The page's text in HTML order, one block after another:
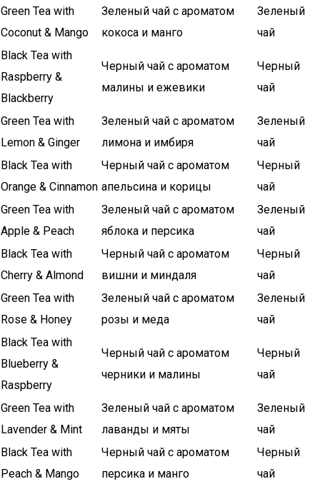
Green Tea with
Coconut & Mango
Зеленый чай с ароматом
кокоса и манго
Зеленый
чай
Black Tea with
Raspberry &
Blackberry
Черный чай с ароматом
малины и ежевики
Черный
чай
Green Tea with
Lemon & Ginger
Зеленый чай с ароматом
лимона и имбиря
Зеленый
чай
Black Tea with
Orange & Cinnamon
Черный чай с ароматом
апельсина и корицы
Черный
чай
Green Tea with
Apple & Peach
Зеленый чай с ароматом
яблока и персика
Зеленый
чай
Black Tea with
Cherry & Almond
Черный чай с ароматом
вишни и миндаля
Черный
чай
Green Tea with
Rose & Honey
Зеленый чай с ароматом
розы и меда
Зеленый
чай
Black Tea with
Blueberry &
Raspberry
Черный чай с ароматом
черники и малины
Черный
чай
Green Tea with
Lavender & Mint
Зеленый чай с ароматом
лаванды и мяты
Зеленый
чай
Black Tea with
Peach & Mango
Черный чай с ароматом
персика и манго
Черный
чай